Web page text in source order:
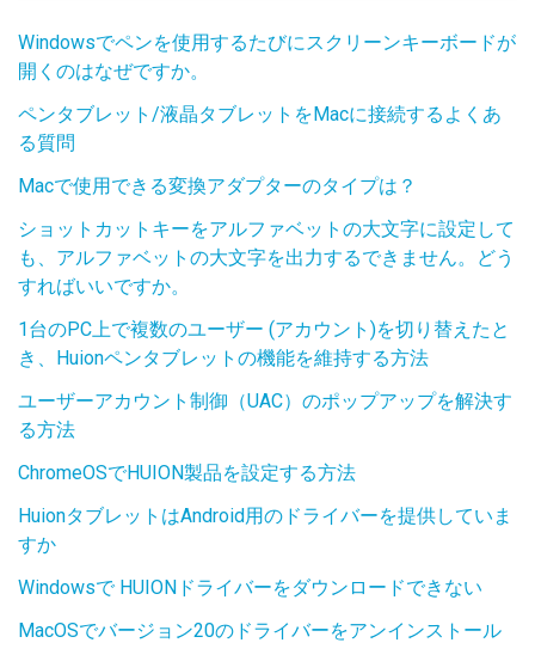
Windowsでペンを使用するたびにスクリーンキーボードが
開くのはなぜですか。
ペンタブレット/液晶タブレットをMacに接続するよくあ
る質問
Macで使用できる変換アダプターのタイプは？
ショットカットキーをアルファベットの大文字に設定して
も、アルファベットの大文字を出力するできません。どう
すればいいですか。
1台のPC上で複数のユーザー (アカウント)を切り替えたと
き、Huionペンタブレットの機能を維持する方法
ユーザーアカウント制御（UAC）のポップアップを解決す
る方法
ChromeOSでHUION製品を設定する方法
HuionタブレットはAndroid用のドライバーを提供していま
すか
Windowsで HUIONドライバーをダウンロードできない
MacOSでバージョン20のドライバーをアンインストール